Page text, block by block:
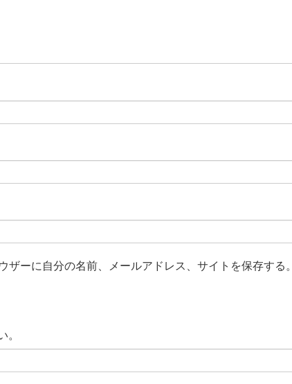
ザーに自分の名前、メールアドレス、サイトを保存する。
。